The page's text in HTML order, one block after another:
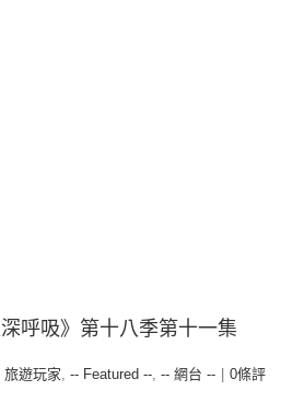
深呼吸》第十八季第十一集
旅遊玩家, -- Featured --, -- 網台 --
0條評